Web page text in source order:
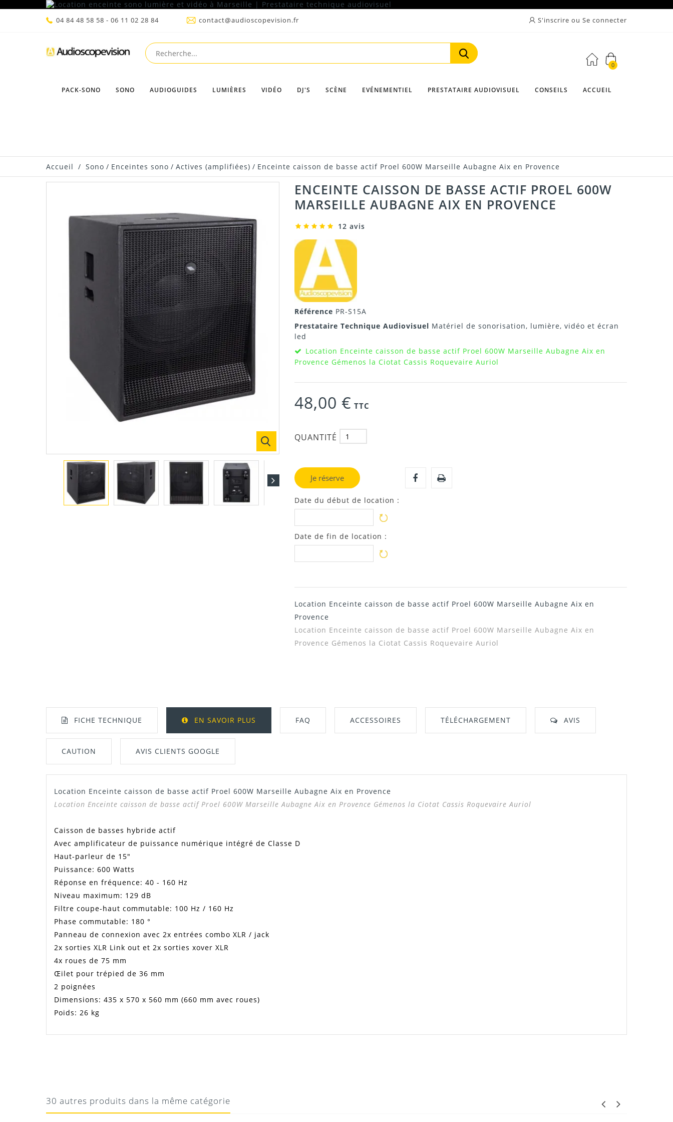
S'inscrire ou Se connecter
04 84 48 58 58 - 06 11 02 28 84 contact@audioscopevision.fr
0
PACK-SONO SONO AUDIOGUIDES LUMIÈRES VIDÉO DJ'S SCÈNE EVÉNEMENTIEL PRESTATAIRE AUDIOVISUEL CONSEILS ACCUEIL
Accueil / Sono / Enceintes sono / Actives (amplifiées) / Enceinte caisson de basse actif Proel 600W Marseille Aubagne Aix en Provence
ENCEINTE CAISSON DE BASSE ACTIF PROEL 600W
MARSEILLE AUBAGNE AIX EN PROVENCE
12 avis
Référence PR-S15A
Prestataire Technique Audiovisuel Matériel de sonorisation, lumière, vidéo et écran
led
Location Enceinte caisson de basse actif Proel 600W Marseille Aubagne Aix en
Provence Gémenos la Ciotat Cassis Roquevaire Auriol
48,00 € TTC
QUANTITÉ
Je réserve
Date du début de location :
Date de fin de location :
Location Enceinte caisson de basse actif Proel 600W Marseille Aubagne Aix en
Provence
Location Enceinte caisson de basse actif Proel 600W Marseille Aubagne Aix en
Provence Gémenos la Ciotat Cassis Roquevaire Auriol
FICHE TECHNIQUE EN SAVOIR PLUS FAQ ACCESSOIRES TÉLÉCHARGEMENT AVIS
CAUTION AVIS CLIENTS GOOGLE
Manuel / Notice Télécharger Dans L'onglet "Téléchargement"
Location Enceinte caisson de basse actif Proel 600W Marseille Aubagne Aix en Provence
Location Enceinte caisson de basse actif Proel 600W Marseille Aubagne Aix en Provence Gémenos la Ciotat Cassis Roquevaire Auriol
Caisson de basses hybride actif
Avec amplificateur de puissance numérique intégré de Classe D
Haut-parleur de 15"
Puissance: 600 Watts
Réponse en fréquence: 40 - 160 Hz
Niveau maximum: 129 dB
Filtre coupe-haut commutable: 100 Hz / 160 Hz
Phase commutable: 180 °
Panneau de connexion avec 2x entrées combo XLR / jack
2x sorties XLR Link out et 2x sorties xover XLR
4x roues de 75 mm
Œilet pour trépied de 36 mm
2 poignées
Dimensions: 435 x 570 x 560 mm (660 mm avec roues)
Poids: 26 kg
30 autres produits dans la même catégorie